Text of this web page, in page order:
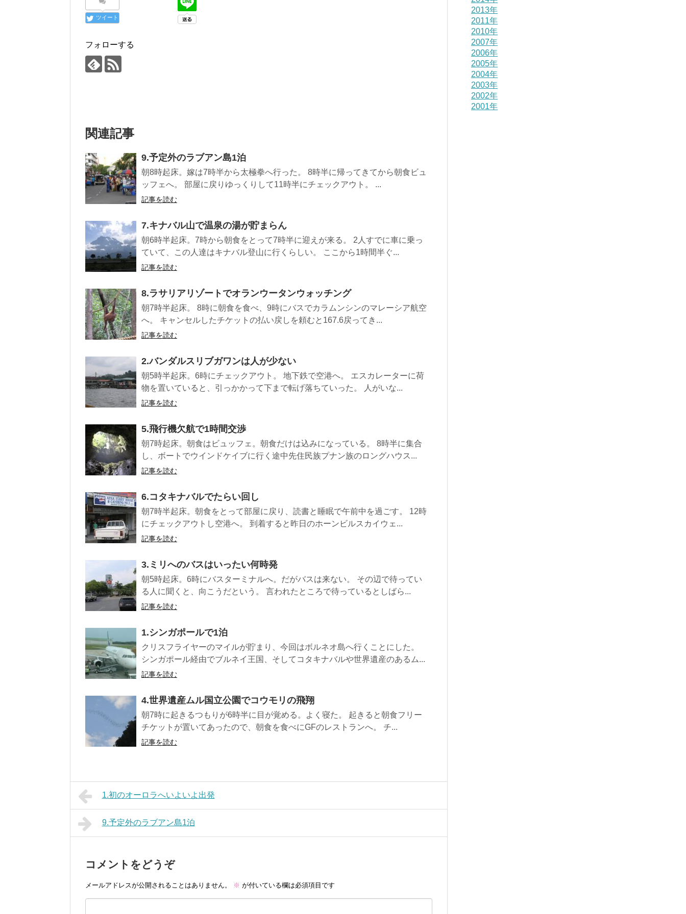
ツイート
フォローする
関連記事
9.予定外のラブアン島1泊
朝8時起床。嫁は7時半から太極拳へ行った。 8時半に帰ってきてから朝食ビュ
ッフェへ。 部屋に戻りゆっくりして11時半にチェックアウト。 ...
記事を読む
7.キナバル山で温泉の湯が貯まらん
朝6時半起床。7時から朝食をとって7時半に迎えが来る。 2人すでに車に乗っ
ていて、この人達はキナバル登山に行くらしい。 ここから1時間半ぐ...
記事を読む
8.ラサリアリゾートでオランウータンウォッチング
朝7時半起床。 8時に朝食を食べ、9時にバスでカラムンシンのマレーシア航空
へ。 キャンセルしたチケットの払い戻しを頼むと167.6戻ってき...
記事を読む
2.バンダルスリブガワンは人が少ない
朝5時半起床。6時にチェックアウト。 地下鉄で空港へ。 エスカレーターに荷
物を置いていると、引っかかって下まで転げ落ちていった。 人がいな...
記事を読む
5.飛行機欠航で1時間交渉
朝7時起床。朝食はビュッフェ。朝食だけは込みになっている。 8時半に集合
し、ボートでウインドケイブに行く途中先住民族プナン族のロングハウス...
記事を読む
6.コタキナバルでたらい回し
朝7時半起床。朝食をとって部屋に戻り、読書と睡眠で午前中を過ごす。 12時
にチェックアウトし空港へ。 到着すると昨日のホーンビルスカイウェ...
記事を読む
3.ミリへのバスはいったい何時発
朝5時起床。6時にバスターミナルへ。だがバスは来ない。 その辺で待ってい
る人に聞くと、向こうだという。 言われたところで待っているとしばら...
記事を読む
1.シンガポールで1泊
クリスフライヤーのマイルが貯まり、今回はボルネオ島へ行くことにした。
シンガポール経由でブルネイ王国、そしてコタキナバルや世界遺産のあるム...
記事を読む
4.世界遺産ムル国立公園でコウモリの飛翔
朝7時に起きるつもりが6時半に目が覚める。よく寝た。 起きると朝食フリー
チケットが置いてあったので、朝食を食べにGFのレストランへ。 チ...
記事を読む
1.初のオーロラへいよいよ出発
9.予定外のラブアン島1泊
コメントをどうぞ
メールアドレスが公開されることはありません。 ※ が付いている欄は必須項目です
2013年
2011年
2010年
2007年
2006年
2005年
2004年
2003年
2002年
2001年